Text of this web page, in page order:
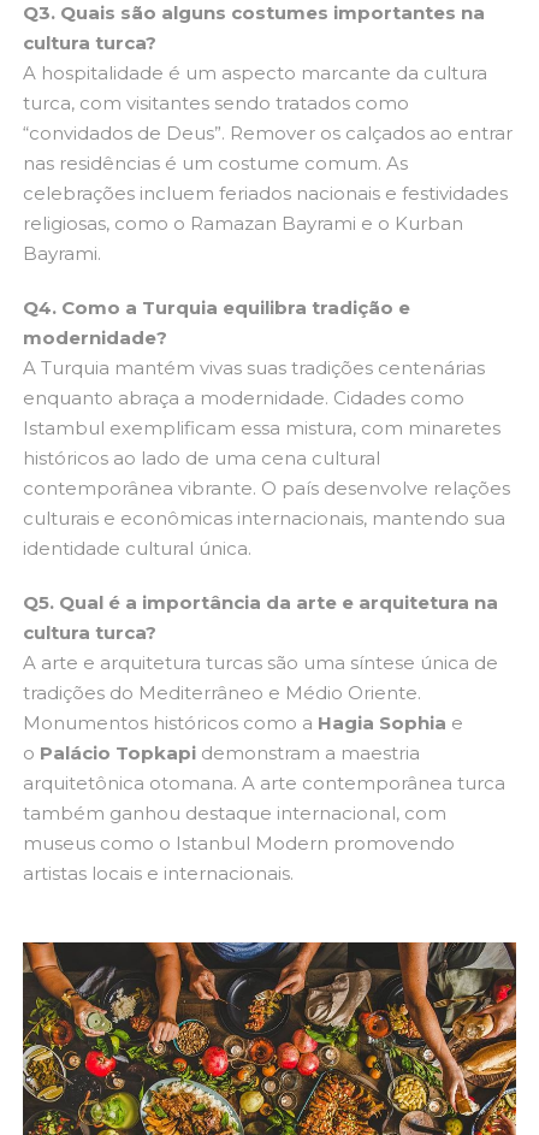
Q3. Quais são alguns costumes importantes na
cultura turca?
A hospitalidade é um aspecto marcante da cultura
turca, com visitantes sendo tratados como
“convidados de Deus”. Remover os calçados ao entrar
nas residências é um costume comum. As
celebrações incluem feriados nacionais e festividades
religiosas, como o Ramazan Bayrami e o Kurban
Bayrami.
Q4. Como a Turquia equilibra tradição e
modernidade?
A Turquia mantém vivas suas tradições centenárias
enquanto abraça a modernidade. Cidades como
Istambul exemplificam essa mistura, com minaretes
históricos ao lado de uma cena cultural
contemporânea vibrante. O país desenvolve relações
culturais e econômicas internacionais, mantendo sua
identidade cultural única.
Q5. Qual é a importância da arte e arquitetura na
cultura turca?
A arte e arquitetura turcas são uma síntese única de
tradições do Mediterrâneo e Médio Oriente.
Monumentos históricos como a Hagia Sophia e
o Palácio Topkapi demonstram a maestria
arquitetônica otomana. A arte contemporânea turca
também ganhou destaque internacional, com
museus como o Istanbul Modern promovendo
artistas locais e internacionais.